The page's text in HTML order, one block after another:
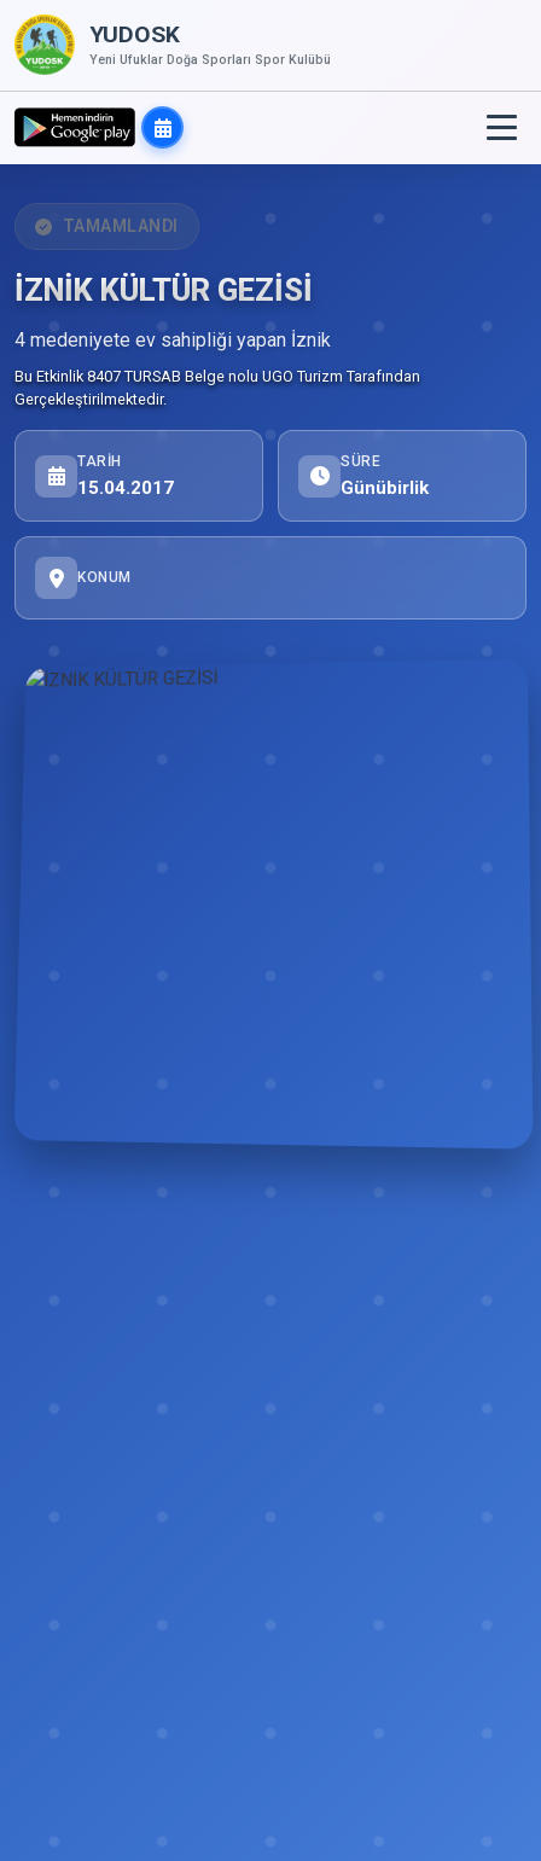
YUDOSK
Yeni Ufuklar Doğa Sporları Spor Kulübü
TAMAMLANDI
İZNİK KÜLTÜR GEZİSİ
4 medeniyete ev sahipliği yapan İznik
Bu Etkinlik 8407 TURSAB Belge nolu UGO Turizm Tarafından
Gerçekleştirilmektedir.
TARIH
15.04.2017
SÜRE
Günübirlik
KONUM